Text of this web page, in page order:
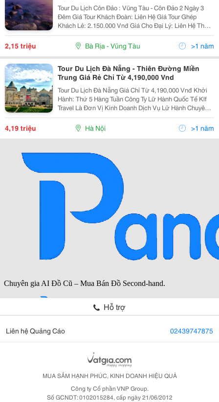
Tour Du Lịch Côn Đảo : Vũng Tàu - Côn Đảo 2 Ngày 3
Đêm Giá Tour Khách Đoàn: Liên Hệ Giá Tour Ghép
Khách Lẻ: 2.150.000 Vnđ Giá Cho Đại Lý: Liên Hệ Thời
Gian: Tour 2 Ngày 3 Đêm Khởi Hành: 10/07; 17/07;
24/07 Phương Tiện: Ô Tô, Tàu
2,15 triệu Bà Rịa - Vũng Tàu >1 năm
Tour Du Lịch Đà Nẵng - Thiên Đường Miền
Trung Giá Rẻ Chỉ Từ 4,190,000 Vnd
Tour Du Lịch Đà Nẵng Giá Chỉ Từ 4,190,000 Vnđ Khởi
Hành: Thứ 5 Hàng Tuần Công Ty Lữ Hành Quốc Tế Klf
Travel Là Đơn Vị Kinh Doanh Dịch Vụ Lữ Hành Chuyên
Nghiệp Thuộc Tập Đoàn Flc , Chúng Tôi Chuyên Kinh
Doanh Các Tour Du Lịch Trong Nước Và Quốc Tế,
4,19 triệu Hà Nội >1 năm
Hỗ trợ
Liên hệ Quảng Cáo 02439747875
MUA SẮM HẠNH PHÚC, KINH DOANH HIỆU QUẢ
Công ty Cổ phần VNP Group.
Số GCNDT: 0102015284, cấp ngày 21/06/2012